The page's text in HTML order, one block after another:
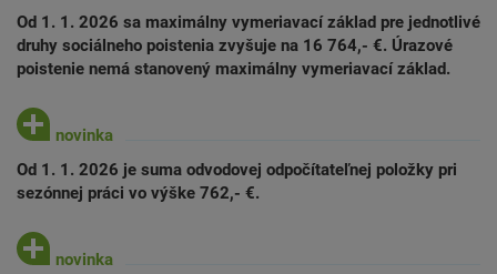
Od 1. 1. 2026 sa maximálny vymeriavací základ pre jednotlivé
druhy sociálneho poistenia zvyšuje na 16 764,- €. Úrazové
poistenie nemá stanovený maximálny vymeriavací základ.
Od 1. 1. 2026 je suma odvodovej odpočítateľnej položky pri
sezónnej práci vo výške 762,- €.